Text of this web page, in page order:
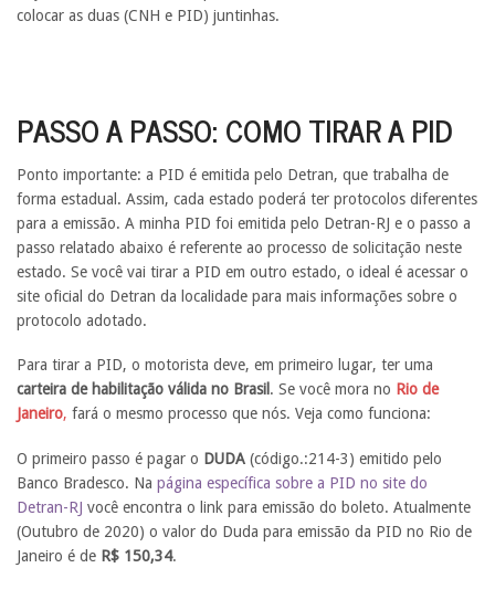
colocar as duas (CNH e PID) juntinhas.
PASSO A PASSO: COMO TIRAR A PID
Ponto importante: a PID é emitida pelo Detran, que trabalha de
forma estadual. Assim, cada estado poderá ter protocolos diferentes
para a emissão. A minha PID foi emitida pelo Detran-RJ e o passo a
passo relatado abaixo é referente ao processo de solicitação neste
estado. Se você vai tirar a PID em outro estado, o ideal é acessar o
site oficial do Detran da localidade para mais informações sobre o
protocolo adotado.
Para tirar a PID, o motorista deve, em primeiro lugar, ter uma
carteira de habilitação válida no Brasil . Se você mora no Rio de
Janeiro, fará o mesmo processo que nós. Veja como funciona:
O primeiro passo é pagar o DUDA (código.:214-3) emitido pelo
Banco Bradesco. Na página específica sobre a PID no site do
Detran-RJ você encontra o link para emissão do boleto. Atualmente
(Outubro de 2020) o valor do Duda para emissão da PID no Rio de
Janeiro é de R$ 150,34.